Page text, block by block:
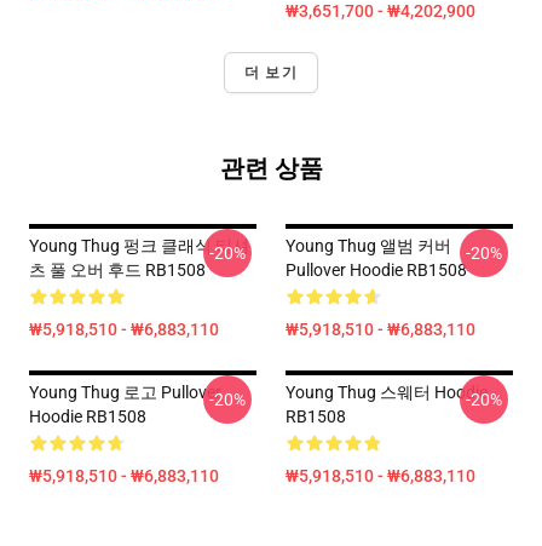
₩3,651,700 - ₩4,202,900
더 보기
관련 상품
Young Thug 펑크 클래식 티셔
츠 풀 오버 후드 RB1508
₩5,918,510 - ₩6,883,110
-20%
Young Thug 앨범 커버
Pullover Hoodie RB1508
₩5,918,510 - ₩6,883,110
-20%
Young Thug 로고 Pullover
Hoodie RB1508
₩5,918,510 - ₩6,883,110
-20%
Young Thug 스웨터 Hoodie
RB1508
₩5,918,510 - ₩6,883,110
-20%